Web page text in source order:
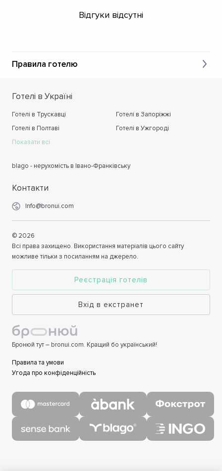
Відгуки відсутні
Правила готелю
Готелі в Україні
Готелі в Трускавці
Готелі в Запоріжжі
Готелі в Полтаві
Готелі в Ужгороді
Показати всі
blago - нерухомість в Івано-Франківську
Контакти
Info@bronui.com
© 2026
Всі права захищено. Використання матеріалів цього сайту
можливе тільки з посиланням на джерело.
Реєстрація готелів
Вхід в екстранет
Бронюй тут – bronui.com. Кращий бо український!
Правила та умови
Угода про конфіденційність